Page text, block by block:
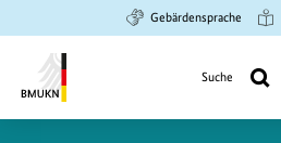
Hauptinhalt
springen
Suche
springen
Hauptnavigation
springen
Gebärdensprache
Suche